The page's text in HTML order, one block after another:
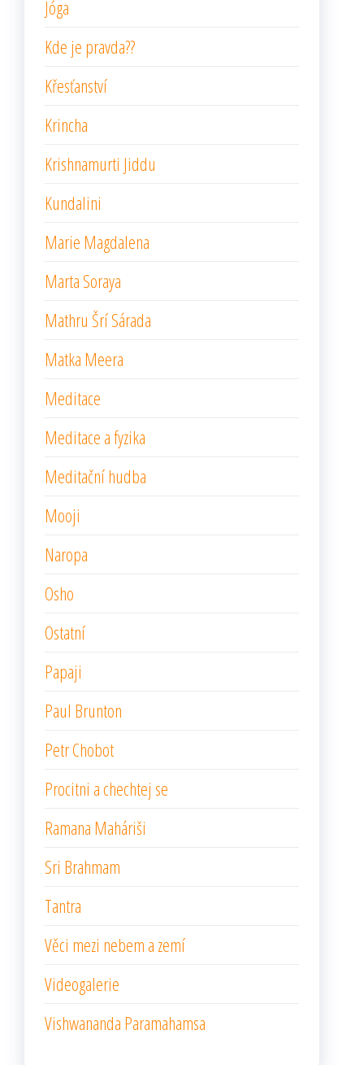
Jóga
Kde je pravda??
Křesťanství
Krincha
Krishnamurti Jiddu
Kundalini
Marie Magdalena
Marta Soraya
Mathru Šrí Sárada
Matka Meera
Meditace
Meditace a fyzika
Meditační hudba
Mooji
Naropa
Osho
Ostatní
Papaji
Paul Brunton
Petr Chobot
Procitni a chechtej se
Ramana Maháriši
Sri Brahmam
Tantra
Věci mezi nebem a zemí
Videogalerie
Vishwananda Paramahamsa